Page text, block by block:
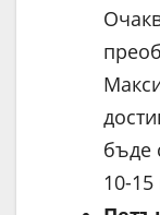
бъде
10-